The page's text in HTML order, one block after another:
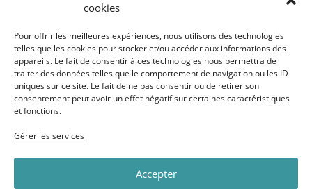
cookies
Pour offrir les meilleures expériences, nous utilisons des technologies
telles que les cookies pour stocker et/ou accéder aux informations des
appareils. Le fait de consentir à ces technologies nous permettra de
traiter des données telles que le comportement de navigation ou les ID
uniques sur ce site. Le fait de ne pas consentir ou de retirer son
consentement peut avoir un effet négatif sur certaines caractéristiques
et fonctions.
Gérer les services
Accepter
Catégories
Actu
Uncategorized
Méta
Connexion